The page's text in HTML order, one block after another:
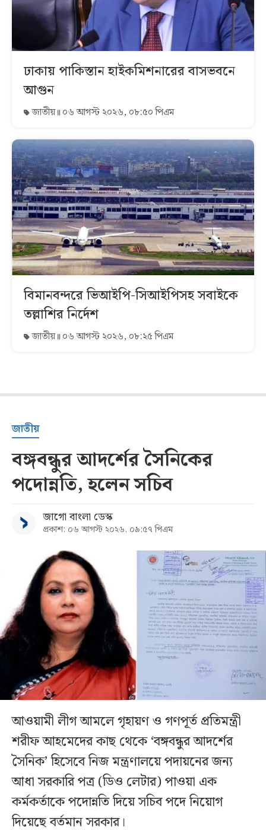
ঢাকায় পাকিস্তান হাইকমিশনারের বাসভবনে
আগুন
জাতীয় ০৬ আগস্ট ২০২৬, ০৮:৫০ পিএম
বিমানবন্দরে ভিআইপি-সিআইপিসহ সবাইকে
তল্লাশির নির্দেশ
জাতীয় ০৬ আগস্ট ২০২৬, ০৮:২৫ পিএম
জাতীয়
বঙ্গবন্ধুর আদর্শের সৈনিকের
পদোন্নতি, হলেন সচিব
জাগো বাংলা ডেস্ক
প্রকাশ: ০৬ আগস্ট ২০২৬, ০৯:৫৭ পিএম
আওয়ামী লীগ আমলে গৃহায়ণ ও গণপূর্ত প্রতিমন্ত্রী
শরীফ আহমেদের কাছ থেকে ‘বঙ্গবন্ধুর আদর্শের
সৈনিক’ হিসেবে নিজ মন্ত্রণালয়ে পদায়নের জন্য
আধা সরকারি পত্র (ডিও লেটার) পাওয়া এক
কর্মকর্তাকে পদোন্নতি দিয়ে সচিব পদে নিয়োগ
দিয়েছে বর্তমান সরকার।